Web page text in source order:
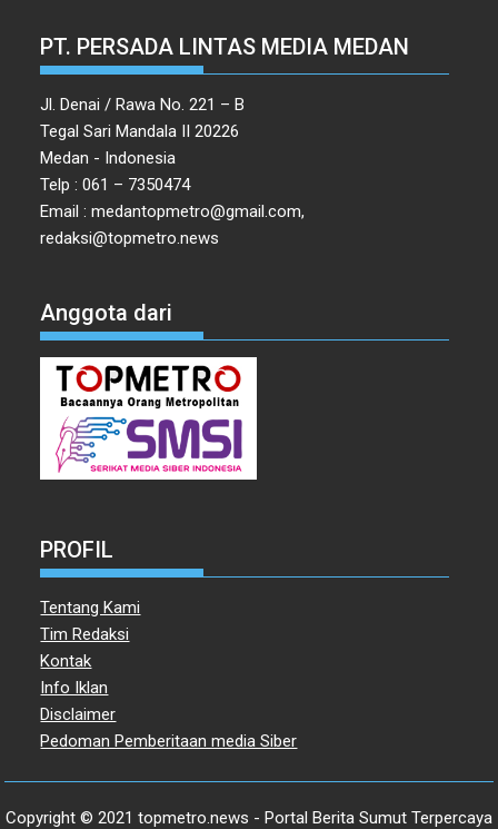
PT. PERSADA LINTAS MEDIA MEDAN
Jl. Denai / Rawa No. 221 – B
Tegal Sari Mandala II 20226
Medan - Indonesia
Telp : 061 – 7350474
Email : medantopmetro@gmail.com,
redaksi@topmetro.news
Anggota dari
PROFIL
Tentang Kami
Tim Redaksi
Kontak
Info Iklan
Disclaimer
Pedoman Pemberitaan media Siber
Copyright © 2021 topmetro.news - Portal Berita Sumut Terpercaya